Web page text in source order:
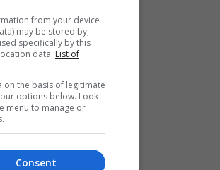
from your device
may be stored by,
specifically by this
data. List of
on the basis of legitimate
options below. Look
menu to manage or
Consent